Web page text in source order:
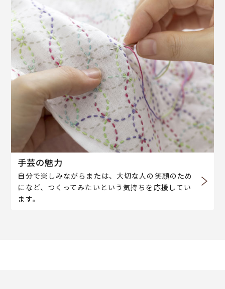
手芸の魅力
自分で楽しみながらまたは、大切な人の笑顔のため
になど、つくってみたいという気持ちを応援してい
ます。